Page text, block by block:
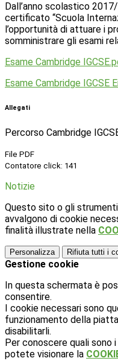
Dall’anno scolastico
certificato “Scuola
l’opportunità di attuare i
somministrare gli esami
Esame Cambridge
Esame Cambridge IGCSE
Allegati
Percorso Cambridge
File PDF
Contatore click: 141
Notizie
Questo sito o gli
avvalgono di cookie
finalità illustrate nella
Personalizza Rifiuta tutti i
Gestione cookie
In questa schermata è
consentire.
I cookie necessari sono
funzionamento della
disabilitarli.
Per conoscere quali sono
potete visionare la